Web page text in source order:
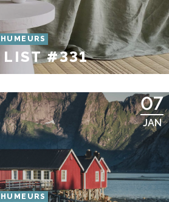
LIST #331
07
JAN